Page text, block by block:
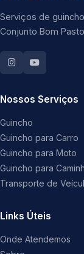
Serviços de
Conjunto Bom
Nossos Serviços
Guincho
Guincho para Carro
Guincho para Moto
Guincho para
Transporte de
Links Úteis
Onde Atendemos